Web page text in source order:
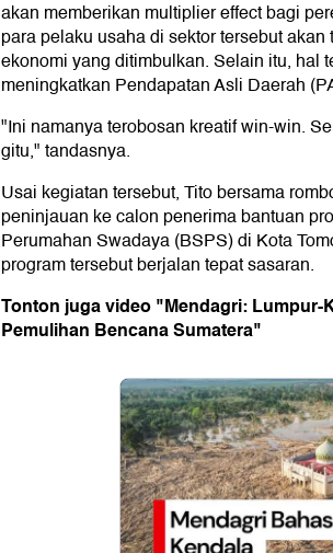
akan memberikan multiplier effect bagi
para pelaku usaha di sektor tersebut
ekonomi yang ditimbulkan. Selain itu, hal
meningkatkan Pendapatan Asli Daerah
"Ini namanya terobosan kreatif win-win.
gitu," tandasnya.
Usai kegiatan tersebut, Tito bersama
peninjauan ke calon penerima bantuan
Perumahan Swadaya (BSPS) di Kota
program tersebut berjalan tepat sasaran.
Tonton juga video "Mendagri: Lumpur-
Pemulihan Bencana Sumatera"